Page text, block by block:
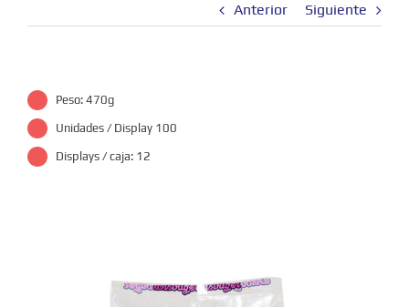
Anterior Siguiente
Peso: 470g
Unidades / Display 100
Displays / caja: 12